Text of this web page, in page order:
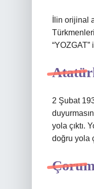
İlin orijinal
2 Şubat
yola çıktı.
doğru yola